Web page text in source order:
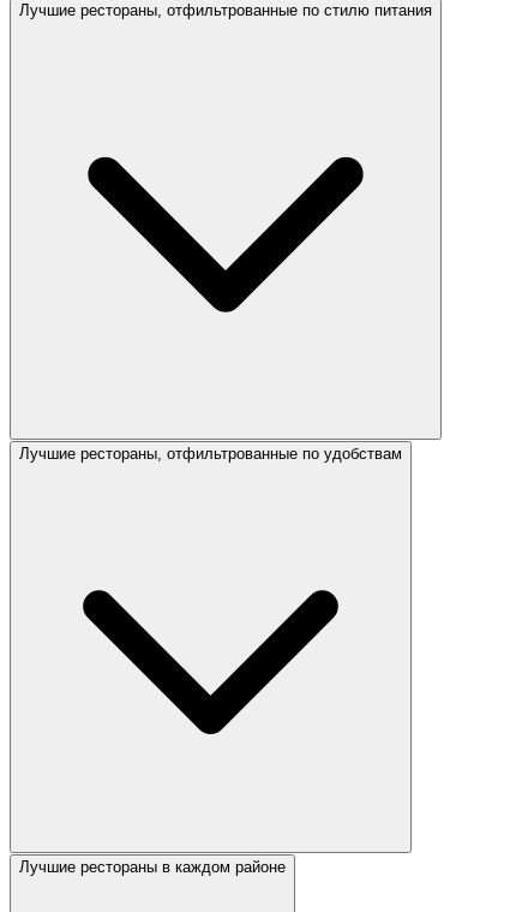
Лучшие рестораны, отфильтрованные по стилю питания
Лучшие рестораны, отфильтрованные по удобствам
Лучшие рестораны в каждом районе